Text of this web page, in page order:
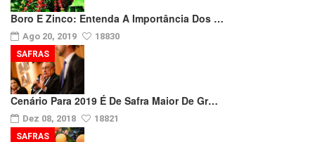
Boro E Zinco: Entenda A Importância Dos …
Ago 20, 2019 18830
Cenário Para 2019 É De Safra Maior De Gr…
Dez 08, 2018 18821
SAFRAS
SAFRAS